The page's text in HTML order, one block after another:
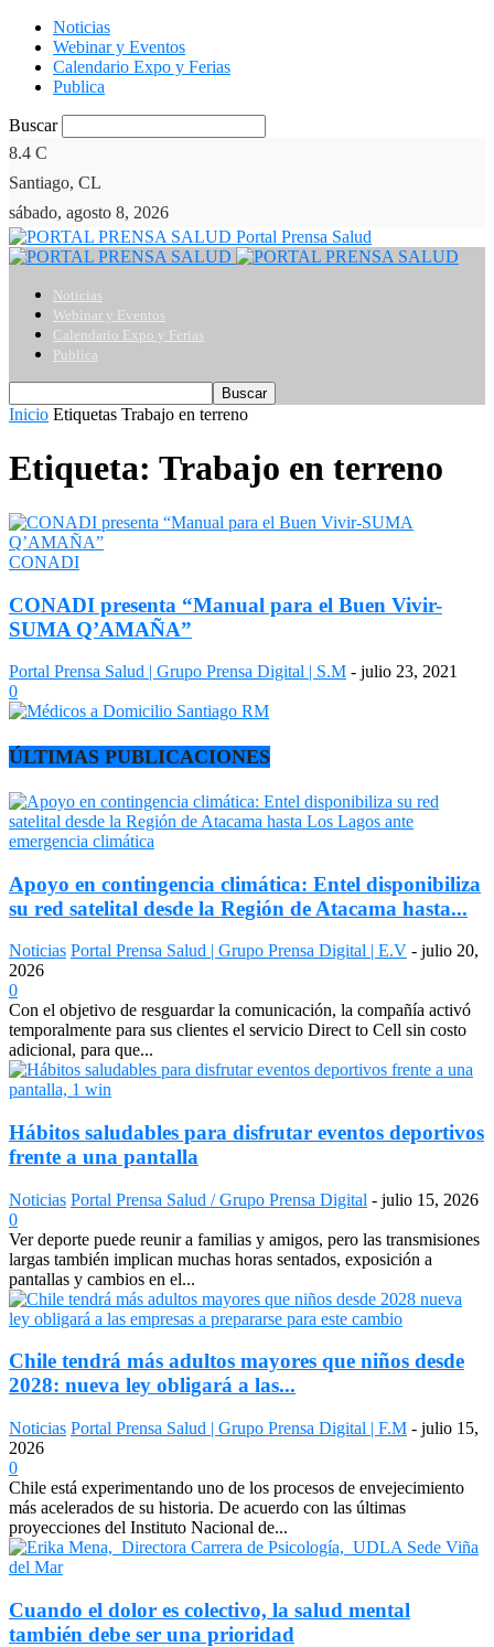
Noticias
Webinar y Eventos
Calendario Expo y Ferias
Publica
Buscar
8.4 C
Santiago, CL
sábado, agosto 8, 2026
Portal Prensa Salud
Noticias
Webinar y Eventos
Calendario Expo y Ferias
Publica
Inicio Etiquetas Trabajo en terreno
Etiqueta: Trabajo en terreno
CONADI
CONADI presenta “Manual para el Buen Vivir-
SUMA Q’AMAÑA”
Portal Prensa Salud | Grupo Prensa Digital | S.M - julio 23, 2021
0
ÚLTIMAS PUBLICACIONES
Apoyo en contingencia climática: Entel disponibiliza
su red satelital desde la Región de Atacama hasta...
Noticias Portal Prensa Salud | Grupo Prensa Digital | E.V - julio 20,
2026
0
Con el objetivo de resguardar la comunicación, la compañía activó
temporalmente para sus clientes el servicio Direct to Cell sin costo
adicional, para que...
Hábitos saludables para disfrutar eventos deportivos
frente a una pantalla
Noticias Portal Prensa Salud / Grupo Prensa Digital - julio 15, 2026
0
Ver deporte puede reunir a familias y amigos, pero las transmisiones
largas también implican muchas horas sentados, exposición a
pantallas y cambios en el...
Chile tendrá más adultos mayores que niños desde
2028: nueva ley obligará a las...
Noticias Portal Prensa Salud | Grupo Prensa Digital | F.M - julio 15,
2026
0
Chile está experimentando uno de los procesos de envejecimiento
más acelerados de su historia. De acuerdo con las últimas
proyecciones del Instituto Nacional de...
Cuando el dolor es colectivo, la salud mental
también debe ser una prioridad